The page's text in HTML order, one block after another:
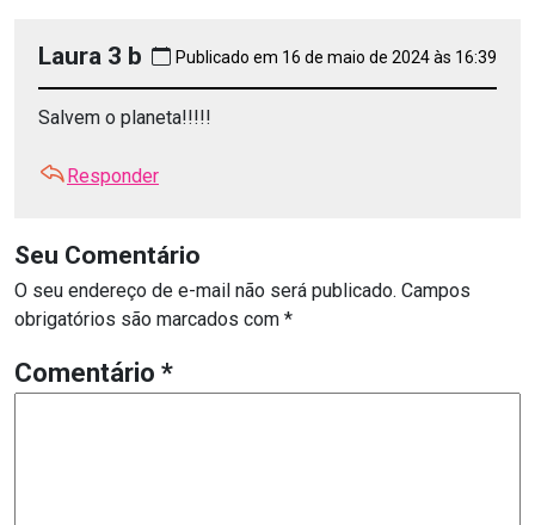
Laura 3 b Publicado em 16 de maio de 2024 às 16:39
Salvem o planeta!!!!!
Responder
Seu Comentário
O seu endereço de e-mail não será publicado. Campos
obrigatórios são marcados com *
Comentário *